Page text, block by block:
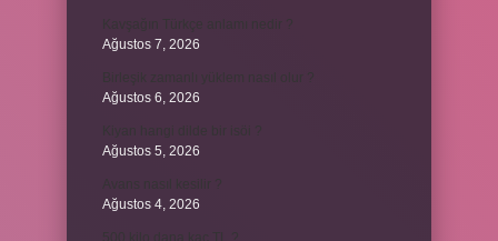
Ağustos 7, 2026
Ağustos 6, 2026
Ağustos 5, 2026
Ağustos 4, 2026